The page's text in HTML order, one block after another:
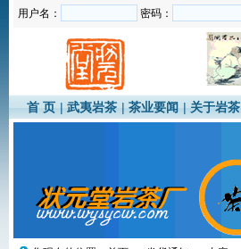
用户名： 密码：
首 页 |武夷岩茶 |茶业要闻 |关于岩茶